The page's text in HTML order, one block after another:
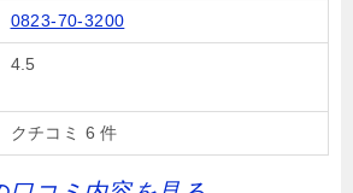
0823-70-3200
4.5
クチコミ 6 件